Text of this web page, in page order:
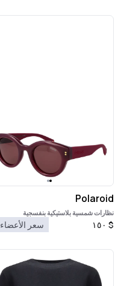
Polaroid
نظارات شمسية بلاستيكية بنفسجية
$ ١٥٠ سعر الأعضاء